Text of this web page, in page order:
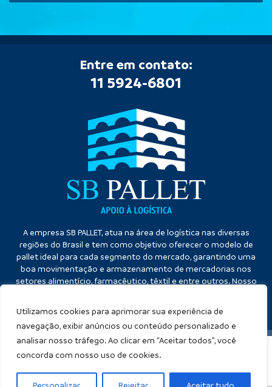
Utilizamos cookies para aprimorar sua experiência de
navegação, exibir anúncios ou conteúdo personalizado e
analisar nosso tráfego. Ao clicar em “Aceitar todos”, você
concorda com nosso uso de cookies.
Entre em contato:
11 5924-6801
A empresa SB PALLET, atua na área de logística nas diversas
regiões do Brasil e tem como objetivo oferecer o modelo de
pallet ideal para cada segmento do mercado, garantindo uma
boa movimentação e armazenamento de mercadorias nos
setores alimentício, farmacêutico, têxtil e entre outros. Nosso